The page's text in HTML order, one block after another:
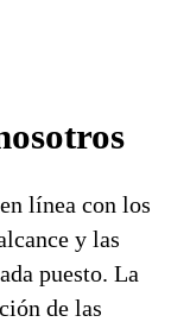
línea con los
y las
puesto. La
de las